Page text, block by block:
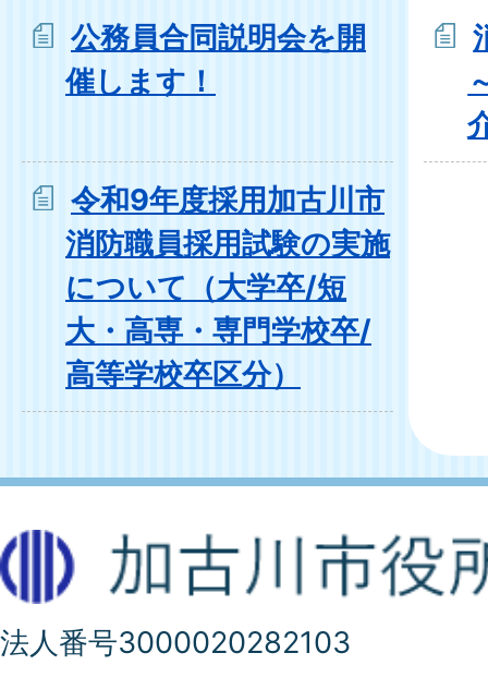
公務員合同説明会を開
催します！
令和9年度採用加古川市
消防職員採用試験の実施
について（大学卒/短
大・高専・専門学校卒/
高等学校卒区分）
法人番号3000020282103